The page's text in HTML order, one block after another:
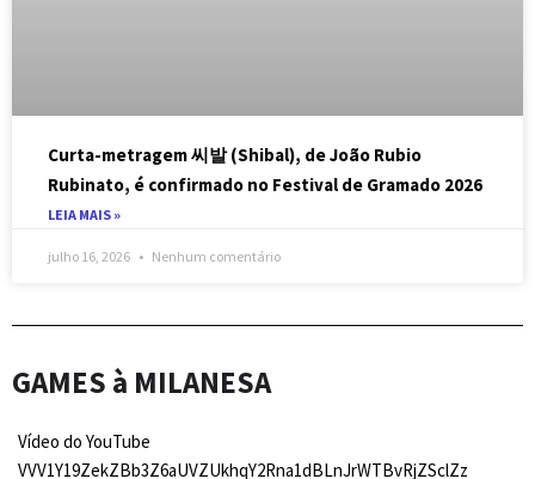
Curta-metragem 씨발 (Shibal), de João Rubio
Rubinato, é confirmado no Festival de Gramado 2026
LEIA MAIS »
julho 16, 2026 Nenhum comentário
GAMES à MILANESA
Vídeo do YouTube
VVV1Y19ZekZBb3Z6aUVZUkhqY2Rna1dBLnJrWTBvRjZSclZz